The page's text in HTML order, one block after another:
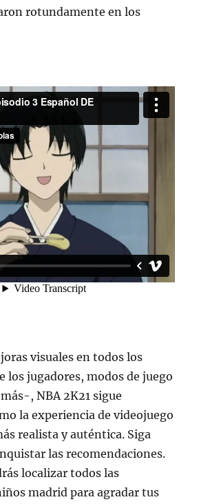
rotundamente en los
visuales en todos los
los jugadores, modos de juego
, NBA 2K21 sigue
la experiencia de videojuego
realista y auténtica. Siga
las recomendaciones.
localizar todos las
madrid para agradar tus